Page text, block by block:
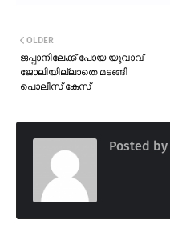
OLDER
ജപ്പാനിലേക്ക് പോയ യുവാവ്
ജോലിയില്ലാതെ മടങ്ങി
പൊലീസ് കേസ്
Posted by